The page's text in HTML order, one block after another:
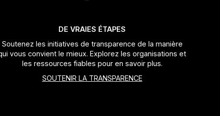
DE VRAIES ÉTAPES
Soutenez les initiatives de transparence de la manière
vous convient le mieux. Explorez les organisations et
les ressources fiables pour en savoir plus.
SOUTENIR LA TRANSPARENCE